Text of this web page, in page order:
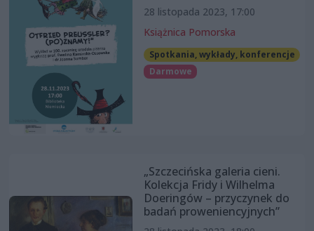
28 listopada 2023, 17:00
Książnica Pomorska
Spotkania, wykłady, konferencje
Darmowe
„Szczecińska galeria cieni.
Kolekcja Fridy i Wilhelma
Doeringów – przyczynek do
badań proweniencyjnych”